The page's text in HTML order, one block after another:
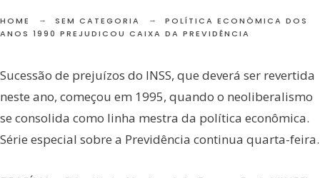
HOME SEM CATEGORIA
POLÍTICA ECONÔMICA DOS
ANOS 1990 PREJUDICOU CAIXA DA PREVIDÊNCIA
Sucessão de prejuízos do INSS, que deverá ser revertida
neste ano, começou em 1995, quando o neoliberalismo
se consolida como linha mestra da política econômica.
Série especial sobre a Previdência continua quarta-feira.